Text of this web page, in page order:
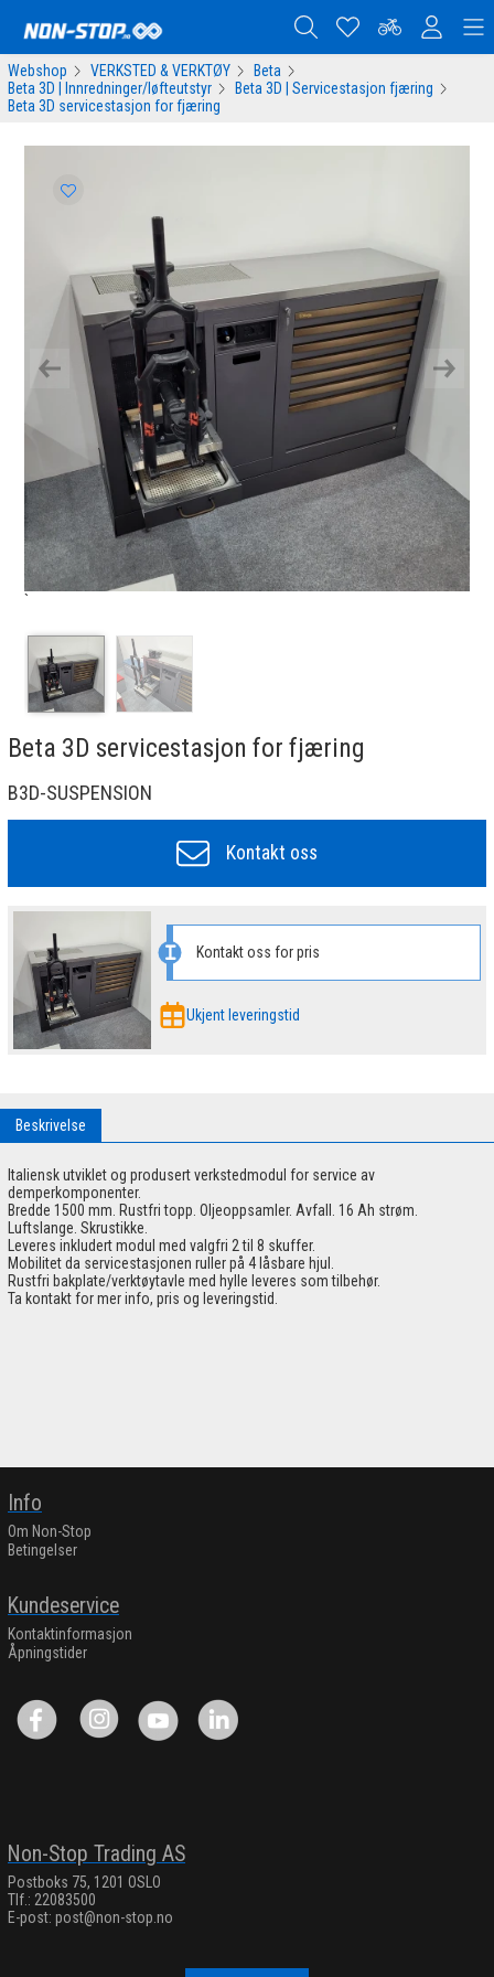
Webshop VERKSTED & VERKTØY
Beta
Beta 3D | Innredninger/løfteutstyr
Beta 3D | Servicestasjon fjæring
Beta 3D servicestasjon for fjæring
Previous Next
`
Beta 3D servicestasjon for fjæring
B3D-SUSPENSION
Kontakt oss
Kontakt oss for pris
Ukjent leveringstid
Beskrivelse
Italiensk utviklet og produsert verkstedmodul for service av
demperkomponenter.
Bredde 1500 mm. Rustfri topp. Oljeoppsamler. Avfall. 16 Ah strøm.
Luftslange. Skrustikke.
Leveres inkludert modul med valgfri 2 til 8 skuffer.
Mobilitet da servicestasjonen ruller på 4 låsbare hjul.
Rustfri bakplate/verktøytavle med hylle leveres som tilbehør.
Ta kontakt for mer info, pris og leveringstid.
Info
Om Non-Stop
Betingelser
Kundeservice
Kontaktinformasjon
Åpningstider
Non-Stop Trading AS
Postboks 75, 1201 OSLO
Tlf.: 22083500
E-post: post@non-stop.no